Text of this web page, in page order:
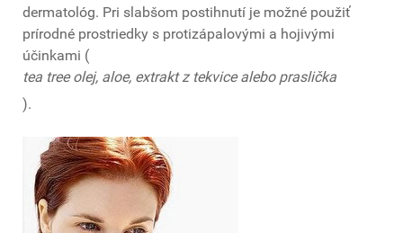
dermatológ. Pri slabšom postihnutí je možné použiť
prírodné prostriedky s protizápalovými a hojivými
účinkami (
tea tree olej, aloe, extrakt z tekvice alebo praslička
).